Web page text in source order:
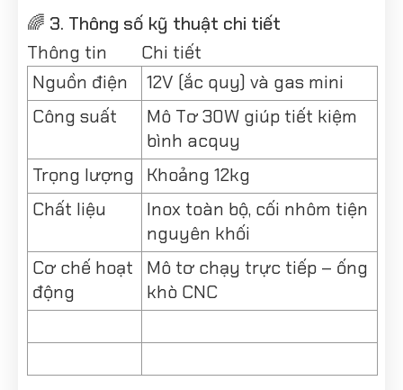
🌈 3. Thông số kỹ thuật chi tiết
Thông tin
Chi tiết
Nguồn điện
12V (ắc quy) và gas mini
Công suất
Mô Tơ 30W giúp tiết kiệm
bình acquy
Trọng lượng
Khoảng 12kg
Chất liệu
Inox toàn bộ, cối nhôm tiện
nguyên khối
Cơ chế hoạt
động
Mô tơ chạy trực tiếp – ống
khò CNC